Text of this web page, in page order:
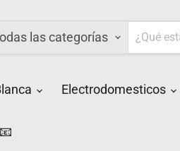
las categorías
Electrodomesticos